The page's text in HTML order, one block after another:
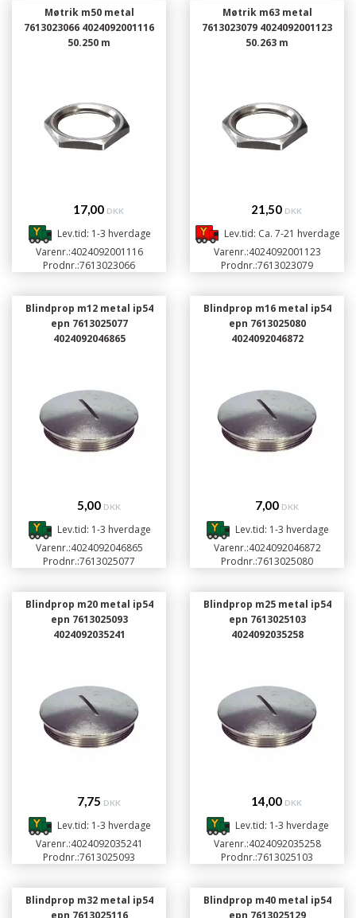
Møtrik m50 metal
7613023066 4024092001116
50.250 m
17,00 DKK
Lev.tid: 1-3 hverdage
Varenr.:4024092001116
Prodnr.:7613023066
Møtrik m63 metal
7613023079 4024092001123
50.263 m
21,50 DKK
Lev.tid: Ca. 7-21 hverdage
Varenr.:4024092001123
Prodnr.:7613023079
Blindprop m12 metal ip54
epn 7613025077
4024092046865
5,00 DKK
Lev.tid: 1-3 hverdage
Varenr.:4024092046865
Prodnr.:7613025077
Blindprop m16 metal ip54
epn 7613025080
4024092046872
7,00 DKK
Lev.tid: 1-3 hverdage
Varenr.:4024092046872
Prodnr.:7613025080
Blindprop m20 metal ip54
epn 7613025093
4024092035241
7,75 DKK
Lev.tid: 1-3 hverdage
Varenr.:4024092035241
Prodnr.:7613025093
Blindprop m25 metal ip54
epn 7613025103
4024092035258
14,00 DKK
Lev.tid: 1-3 hverdage
Varenr.:4024092035258
Prodnr.:7613025103
Blindprop m32 metal ip54
epn 7613025116
Blindprop m40 metal ip54
epn 7613025129